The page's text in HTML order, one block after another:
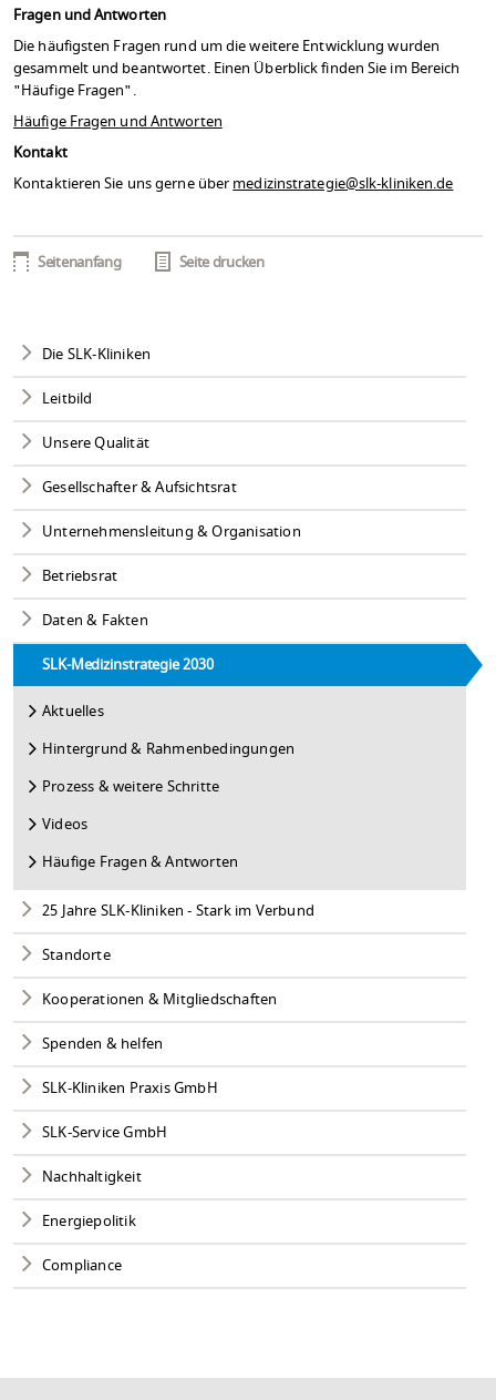
Fragen und Antworten
Die häufigsten Fragen rund um die weitere Entwicklung wurden
gesammelt und beantwortet. Einen Überblick finden Sie im Bereich
"Häufige Fragen".
Häufige Fragen und Antworten
Kontakt
Kontaktieren Sie uns gerne übermedizinstrategie@slk-kliniken.de
Seitenanfang Seite drucken
Die SLK-Kliniken
Leitbild
Unsere Qualität
Gesellschafter & Aufsichtsrat
Unternehmensleitung & Organisation
Betriebsrat
Daten & Fakten
SLK-Medizinstrategie 2030
Aktuelles
Hintergrund & Rahmenbedingungen
Prozess & weitere Schritte
Videos
Häufige Fragen & Antworten
25 Jahre SLK-Kliniken - Stark im Verbund
Standorte
Kooperationen & Mitgliedschaften
Spenden & helfen
SLK-Kliniken Praxis GmbH
SLK-Service GmbH
Nachhaltigkeit
Energiepolitik
Compliance